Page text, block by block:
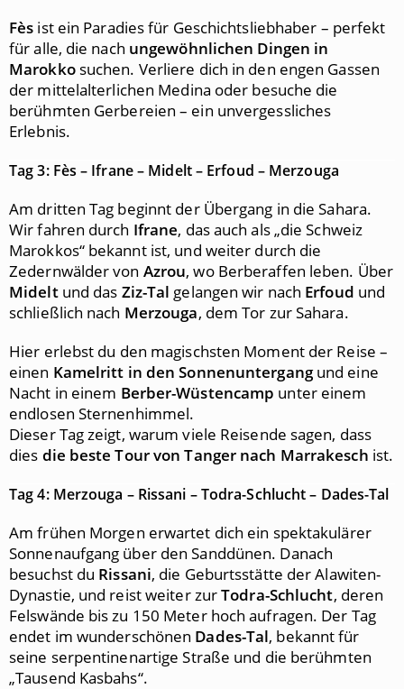
Fès ist ein Paradies für Geschichtsliebhaber – perfekt
für alle, die nach ungewöhnlichen Dingen in
Marokkosuchen. Verliere dich in den engen Gassen
der mittelalterlichen Medina oder besuche die
berühmten Gerbereien – ein unvergessliches
Erlebnis.
Tag 3: Fès – Ifrane – Midelt – Erfoud – Merzouga
Am dritten Tag beginnt der Übergang in die Sahara.
Wir fahren durch Ifrane, das auch als „die Schweiz
Marokkos“ bekannt ist, und weiter durch die
Zedernwälder von Azrou, wo Berberaffen leben. Über
Mideltund das Ziz-Tal gelangen wir nach Erfoud und
schließlich nach Merzouga, dem Tor zur Sahara.
Hier erlebst du den magischsten Moment der Reise –
einen Kamelritt in den Sonnenuntergangund eine
Nacht in einem Berber-Wüstencamp unter einem
endlosen Sternenhimmel.
Dieser Tag zeigt, warum viele Reisende sagen, dass
dies die beste Tour von Tanger nach Marrakesch ist.
Tag 4: Merzouga – Rissani – Todra-Schlucht – Dades-Tal
Am frühen Morgen erwartet dich ein spektakulärer
Sonnenaufgang über den Sanddünen. Danach
besuchst du Rissani, die Geburtsstätte der Alawiten-
Dynastie, und reist weiter zurTodra-Schlucht, deren
Felswände bis zu 150 Meter hoch aufragen. Der Tag
endet im wunderschönen Dades-Tal, bekannt für
seine serpentinenartige Straße und die berühmten
„Tausend Kasbahs“.